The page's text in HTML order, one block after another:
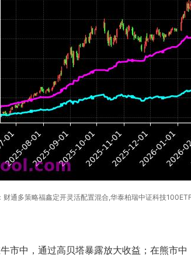
财通多策略福鑫定开灵活配置混合,华泰柏瑞中证科技
市中，通过高贝塔暴露放大收益；在熊市